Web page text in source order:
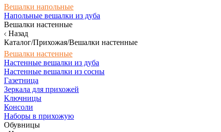
Вешалки напольные
Напольные вешалки из дуба
Вешалки настенные
Назад
Каталог/Прихожая/Вешалки настенные
Вешалки настенные
Настенные вешалки из дуба
Настенные вешалки из сосны
Газетница
Зеркала для прихожей
Ключницы
Консоли
Наборы в прихожую
Обувницы